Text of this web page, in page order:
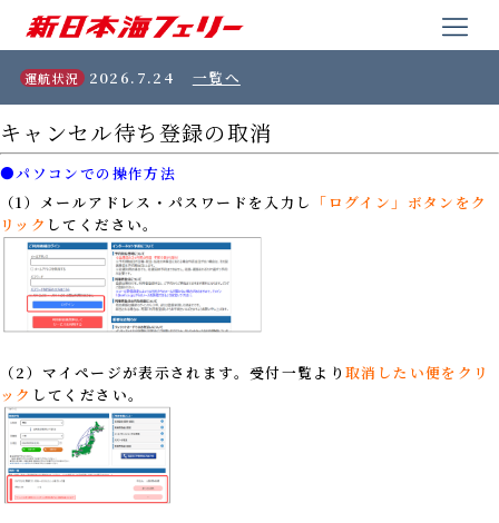
運航状況 2026.7.24 一覧へ
キャンセル待ち登録の取消
●パソコンでの操作方法
（1） メールアドレス・パスワードを入力し 「ログイン」ボタンをク
リック してください。
（2）マイページが表示されます。受付一覧より取消したい便をクリ
ック してください。